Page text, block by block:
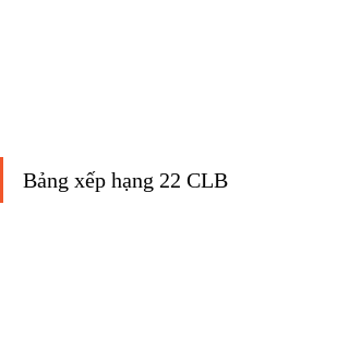
Bảng xếp hạng 22 CLB